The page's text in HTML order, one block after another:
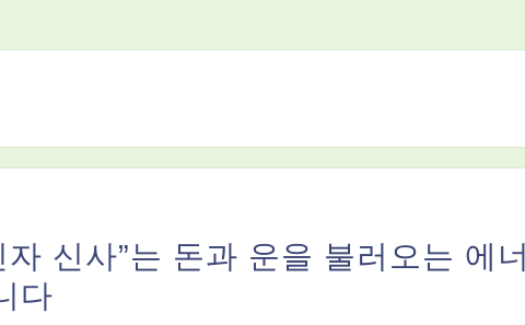
자 신사”는 돈과 운을 불러오는 에너
다